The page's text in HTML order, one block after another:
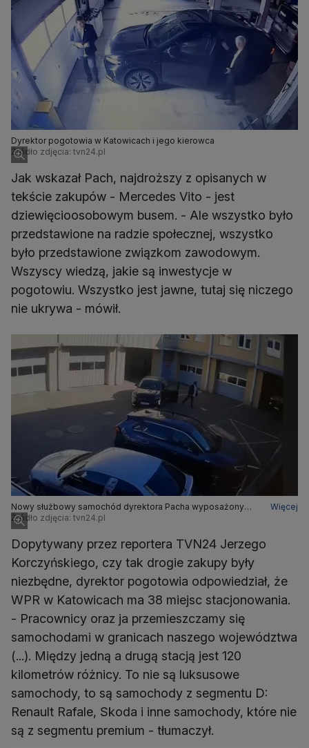
Dyrektor pogotowia w Katowicach i jego kierowca
Źródło zdjęcia: tvn24.pl
Jak wskazał Pach, najdroższy z opisanych w
tekście zakupów - Mercedes Vito - jest
dziewięcioosobowym busem. - Ale wszystko było
przedstawione na radzie społecznej, wszystko
było przedstawione związkom zawodowym.
Wszyscy wiedzą, jakie są inwestycje w
pogotowiu. Wszystko jest jawne, tutaj się niczego
nie ukrywa - mówił.
Nowy służbowy samochód dyrektora Pacha wyposażony
jest w sygnały świetlne, choć nie ma statusu pojazdu
uprzywilejowanego (stan na 16.04.2026)
Więcej
Źródło zdjęcia: tvn24.pl
Dopytywany przez reportera TVN24 Jerzego
Korczyńskiego, czy tak drogie zakupy były
niezbędne, dyrektor pogotowia odpowiedział, że
WPR w Katowicach ma 38 miejsc stacjonowania.
- Pracownicy oraz ja przemieszczamy się
samochodami w granicach naszego województwa
(...). Między jedną a drugą stacją jest 120
kilometrów różnicy. To nie są luksusowe
samochody, to są samochody z segmentu D:
Renault Rafale, Skoda i inne samochody, które nie
są z segmentu premium - tłumaczył.